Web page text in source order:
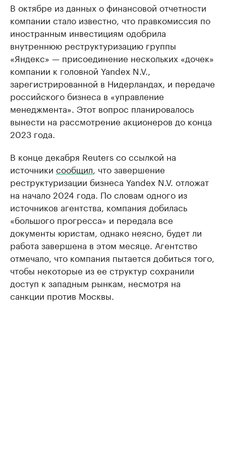
В октябре из данных о финансовой отчетности
компании стало известно, что правкомиссия по
иностранным инвестициям одобрила
внутреннюю реструктуризацию группы
«Яндекс» — присоединение нескольких «дочек»
компании к головной Yandex N.V.,
зарегистрированной в Нидерландах, и передаче
российского бизнеса в «управление
менеджмента». Этот вопрос планировалось
вынести на рассмотрение акционеров до конца
2023 года.
В конце декабря Reuters со ссылкой на
источники сообщил , что завершение
реструктуризации бизнеса Yandex N.V. отложат
на начало 2024 года. По словам одного из
источников агентства, компания добилась
«большого прогресса» и передала все
документы юристам, однако неясно, будет ли
работа завершена в этом месяце. Агентство
отмечало, что компания пытается добиться того,
чтобы некоторые из ее структур сохранили
доступ к западным рынкам, несмотря на
санкции против Москвы.